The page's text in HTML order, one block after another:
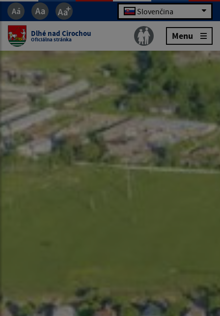
Slovenčina
Dlhé nad Cirochou
Oficiálna stránka Menu